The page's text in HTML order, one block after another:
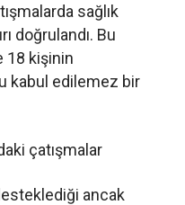
sağlık
doğrulandı. Bu
18 kişinin
kabul edilemez bir
çatışmalar
ancak